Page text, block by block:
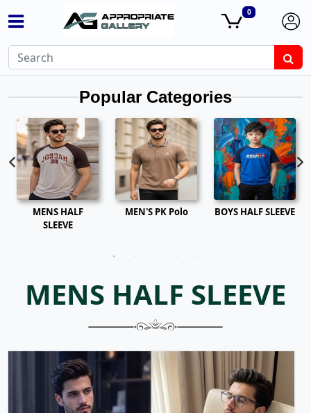
0
Popular Categories
MENS HALF
SLEEVE
MEN'S PK Polo BOYS HALF SLEEVE
MENS HALF SLEEVE